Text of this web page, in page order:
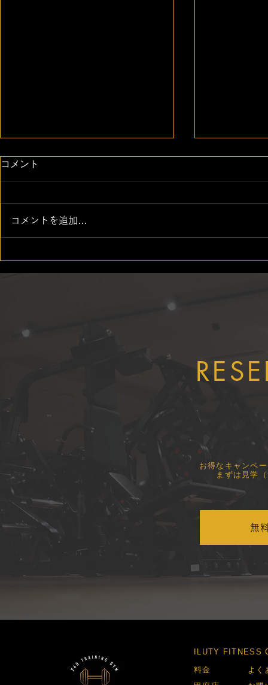
ILUTY FITNESS CLUBでは
安心・安全なサービスの提供
【実践型勉
ての実践型
コメント
コメントを追加…
お得なキャンペ
まずは見学
無
​ILUTY FITNESS
​料金​
よく